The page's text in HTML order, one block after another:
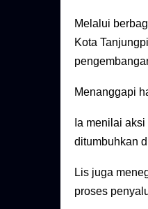
Melalui
Kota
Menanggapi
Ia menilai
ditumbuhkan
Lis juga
proses